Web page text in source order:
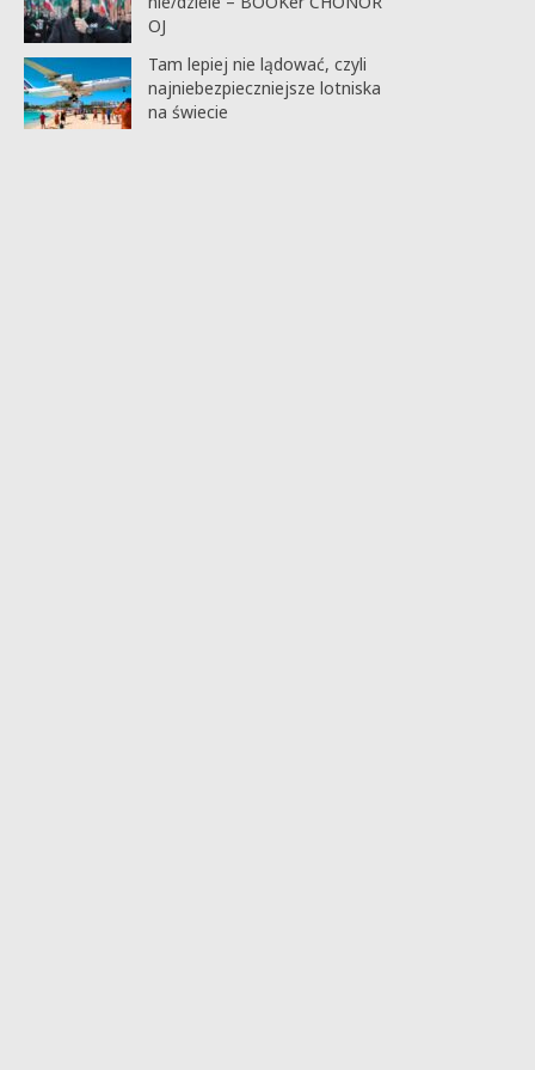
OJ
Tam lepiej nie lądować, czyli
najniebezpieczniejsze lotniska
na świecie